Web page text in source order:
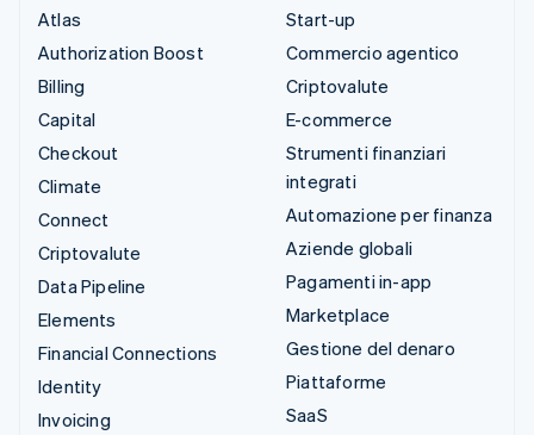
Atlas
Authorization Boost
Billing
Capital
Checkout
Climate
Connect
Criptovalute
Data Pipeline
Elements
Financial Connections
Identity
Invoicing
Start-up
Commercio agentico
Criptovalute
E-commerce
Strumenti finanziari
integrati
Automazione per finanza
Aziende globali
Pagamenti in-app
Marketplace
Gestione del denaro
Piattaforme
SaaS